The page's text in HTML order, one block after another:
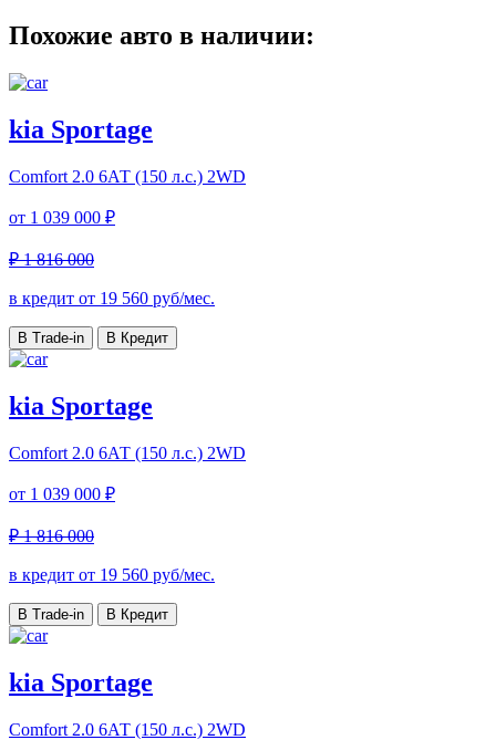
Похожие авто в наличии:
kia Sportage
Comfort 2.0 6АТ (150 л.с.) 2WD
от 1 039 000 ₽
₽ 1 816 000
в кредит от 19 560 руб/мес.
В Trade-in В Кредит
kia Sportage
Comfort 2.0 6АТ (150 л.с.) 2WD
от 1 039 000 ₽
₽ 1 816 000
в кредит от 19 560 руб/мес.
В Trade-in В Кредит
kia Sportage
Comfort 2.0 6АТ (150 л.с.) 2WD